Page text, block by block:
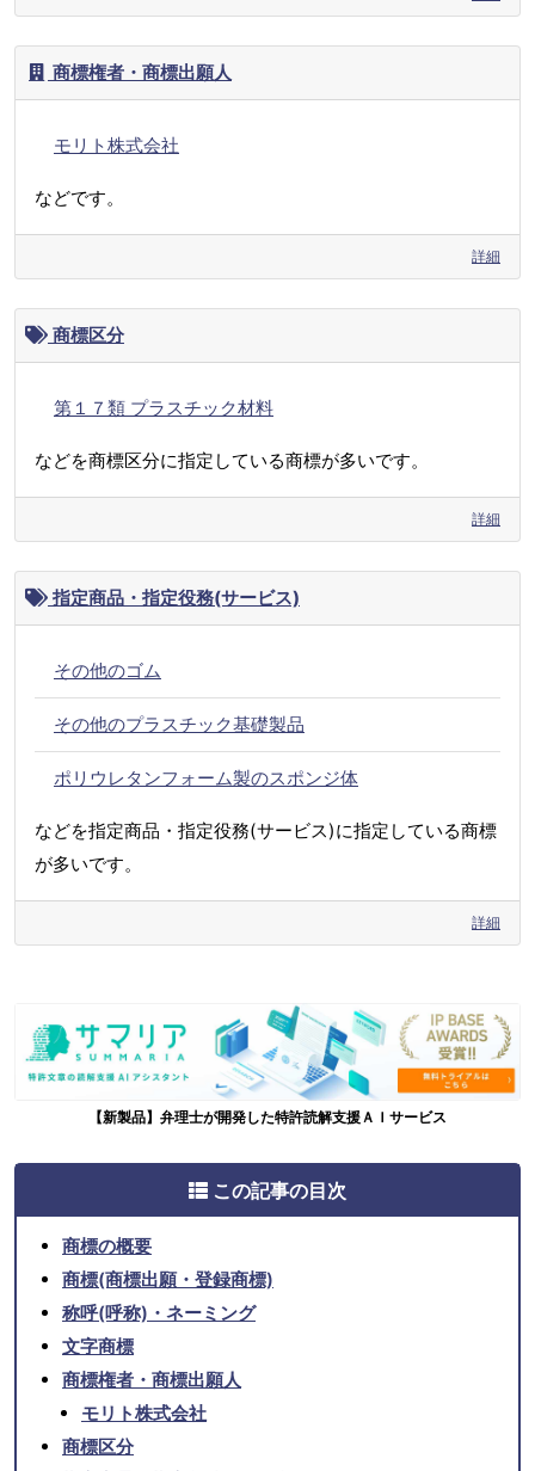
商標権者・商標出願人
モリト株式会社
などです。
詳細
商標区分
第１７類 プラスチック材料
などを商標区分に指定している商標が多いです。
詳細
指定商品・指定役務(サービス)
その他のゴム
その他のプラスチック基礎製品
ポリウレタンフォーム製のスポンジ体
などを指定商品・指定役務(サービス)に指定している商標
が多いです。
詳細
【新製品】弁理士が開発した特許読解支援ＡＩサービス
この記事の目次
商標の概要
商標(商標出願・登録商標)
称呼(呼称)・ネーミング
文字商標
商標権者・商標出願人
モリト株式会社
商標区分